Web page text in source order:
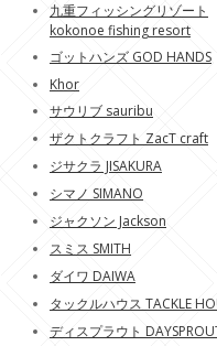
九重フィッシングリゾート
kokonoe fishing resort
ゴットハンズ GOD HANDS
Khor
サウリブ sauribu
ザクトクラフト ZacT craft
ジサクラ JISAKURA
シマノ SIMANO
ジャクソン Jackson
スミス SMITH
ダイワ DAIWA
タックルハウス TACKLE
ディスプラウト